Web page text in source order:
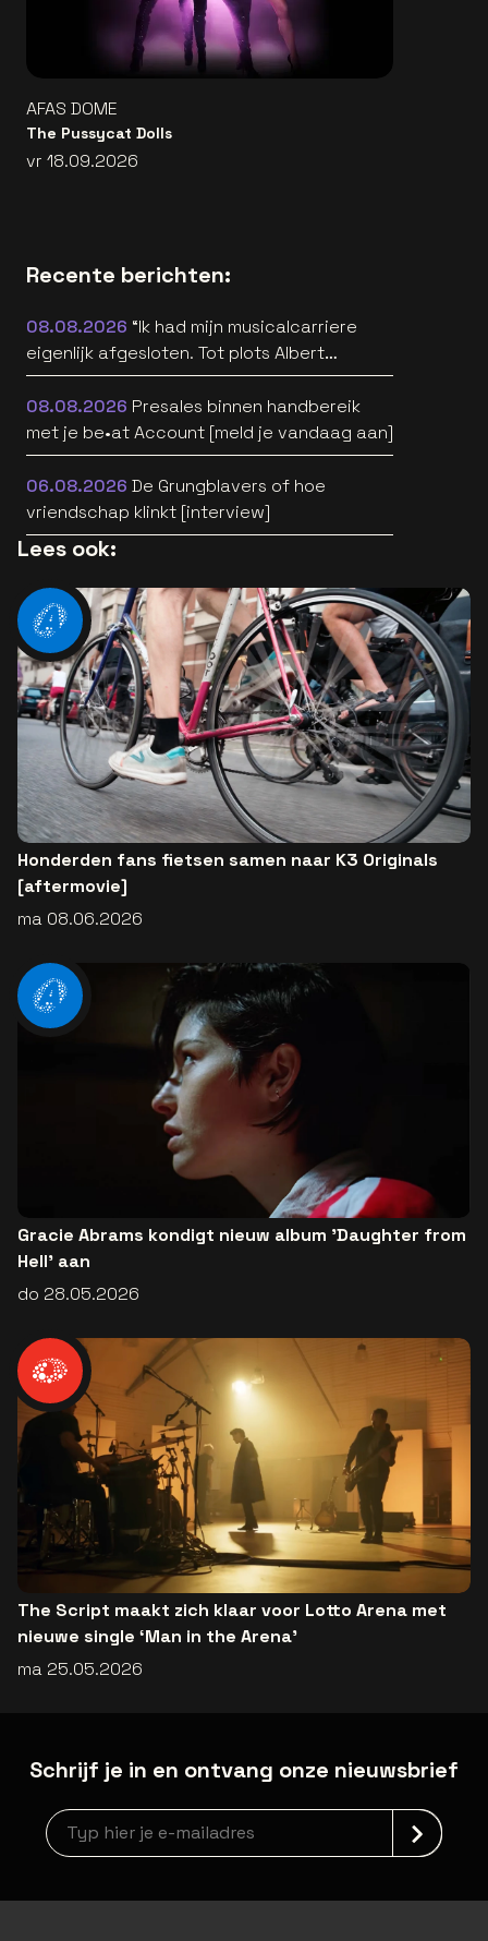
AFAS DOME
The Pussycat Dolls
vr 18.09.2026
Recente berichten:
08.08.2026 “Ik had mijn musicalcarriere
eigenlijk afgesloten. Tot plots Albert
Verlinde belde” [interview]
08.08.2026 Presales binnen handbereik
met je be•at Account [meld je vandaag aan]
06.08.2026 De Grungblavers of hoe
vriendschap klinkt [interview]
Lees ook:
Honderden fans fietsen samen naar K3 Originals
[aftermovie]
ma 08.06.2026
Gracie Abrams kondigt nieuw album 'Daughter from
Hell' aan
do 28.05.2026
The Script maakt zich klaar voor Lotto Arena met
nieuwe single ‘Man in the Arena’
ma 25.05.2026
Schrijf je in en ontvang onze nieuwsbrief
Nieuwsbrief aanmelding